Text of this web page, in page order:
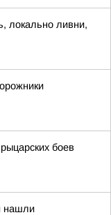
локально ливни,
боев
нашли